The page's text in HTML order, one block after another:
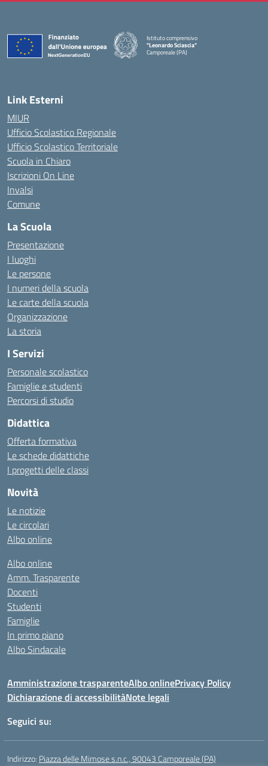
Istituto comprensivo
"Leonardo Sciascia"
Camporeale (PA)
— Visita la pagina iniziale della scuola
Link Esterni
MIUR
Ufficio Scolastico Regionale
Ufficio Scolastico Territoriale
Scuola in Chiaro
Iscrizioni On Line
Invalsi
Comune
La Scuola
Presentazione
I luoghi
Le persone
I numeri della scuola
Le carte della scuola
Organizzazione
La storia
I Servizi
Personale scolastico
Famiglie e studenti
Percorsi di studio
Didattica
Offerta formativa
Le schede didattiche
I progetti delle classi
Novità
Le notizie
Le circolari
Albo online
Albo online
Amm. Trasparente
Docenti
Studenti
Famiglie
In primo piano
Albo Sindacale
Amministrazione trasparenteAlbo onlinePrivacy Policy
Dichiarazione di accessibilitàNote legali
Seguici su:
Indirizzo: Piazza delle Mimose s.n.c., 90043 Camporeale (PA)